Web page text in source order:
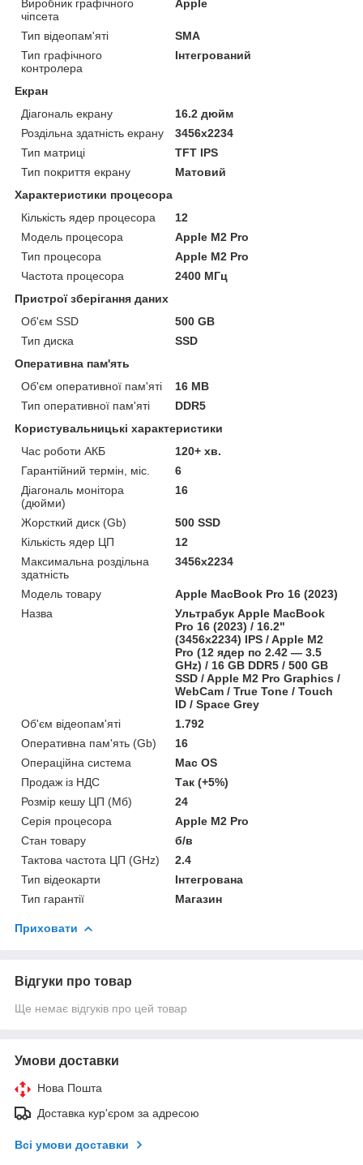
Виробник графічного
чіпсета
Apple
Тип відеопам'яті
SMA
Тип графічного
контролера
Інтегрований
Екран
Діагональ екрану
16.2 дюйм
Роздільна здатність екрану
3456x2234
Тип матриці
TFT IPS
Тип покриття екрану
Матовий
Характеристики процесора
Кількість ядер процесора
12
Модель процесора
Apple M2 Pro
Тип процесора
Apple M2 Pro
Частота процесора
2400 МГц
Пристрої зберігання даних
Об'єм SSD
500 GB
Тип диска
SSD
Оперативна пам'ять
Об'єм оперативної пам'яті
16 MB
Тип оперативної пам'яті
DDR5
Користувальницькі характеристики
Час роботи АКБ
120+ хв.
Гарантійний термін, міс.
6
Діагональ монітора
(дюйми)
16
Жорсткий диск (Gb)
500 SSD
Кількість ядер ЦП
12
Максимальна роздільна
здатність
3456x2234
Модель товару
Apple MacBook Pro 16 (2023)
Назва
Ультрабук Apple MacBook
Pro 16 (2023) / 16.2"
(3456x2234) IPS / Apple M2
Pro (12 ядер по 2.42 — 3.5
GHz) / 16 GB DDR5 / 500 GB
SSD / Apple M2 Pro Graphics /
WebCam / True Tone / Touch
ID / Space Grey
Об'єм відеопам'яті
1.792
Оперативна пам'ять (Gb)
16
Операційна система
Mac OS
Продаж із НДС
Так (+5%)
Розмір кешу ЦП (Мб)
24
Серія процесора
Apple M2 Pro
Стан товару
б/в
Тактова частота ЦП (GHz)
2.4
Тип відеокарти
Інтегрована
Тип гарантії
Магазин
Приховати
Відгуки про товар
Ще немає відгуків про цей товар
Умови доставки
Нова Пошта
Доставка кур'єром за адресою
Всі умови доставки